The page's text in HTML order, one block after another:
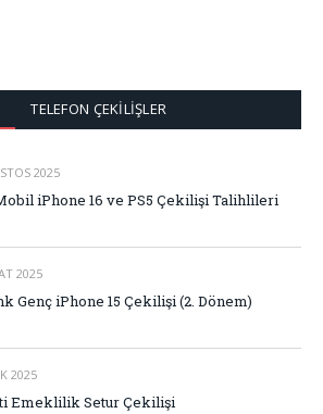
TELEFON ÇEKİLİŞLER
2025
iPhone 16 ve PS5 Çekilişi Talihlileri
2025
Genç iPhone 15 Çekilişi (2. Dönem)
2025
Emeklilik Setur Çekilişi